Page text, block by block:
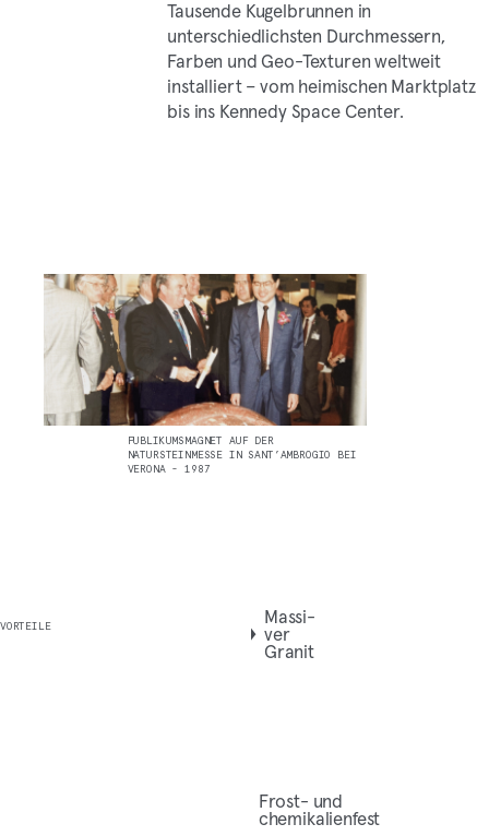
Tausende Kugelbrunnen in
unterschiedlichsten Durchmessern,
Farben und Geo-Texturen weltweit
installiert – vom heimischen Marktplatz
bis ins Kennedy Space Center.
PUBLIKUMSMAGNET AUF DER
NATURSTEINMESSE IN SANT’AMBROGIO BEI
VERONA - 1987
VORTEILE Mas­si­
ver
Granit
Frost- und
chemikalienfest